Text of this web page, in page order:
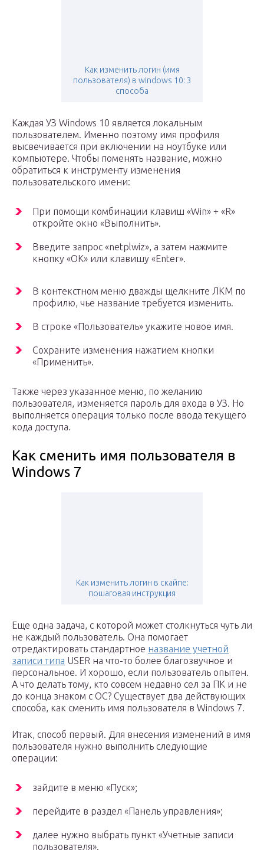
Как изменить логин (имя
пользователя) в windows 10: 3
способа
Каждая УЗ Windows 10 является локальным
пользователем. Именно поэтому имя профиля
высвечивается при включении на ноутбуке или
компьютере. Чтобы поменять название, можно
обратиться к инструменту изменения
пользовательского имени:
При помощи комбинации клавиш «Win» + «R»
откройте окно «Выполнить».
Введите запрос «netplwiz», а затем нажмите
кнопку «ОК» или клавишу «Enter».
В контекстном меню дважды щелкните ЛКМ по
профилю, чье название требуется изменить.
В строке «Пользователь» укажите новое имя.
Сохраните изменения нажатием кнопки
«Применить».
Также через указанное меню, по желанию
пользователя, изменяется пароль для входа в УЗ. Но
выполняется операция только после ввода текущего
кода доступа.
Как сменить имя пользователя в
Windows 7
Как изменить логин в скайпе:
пошаговая инструкция
Еще одна задача, с которой может столкнуться чуть ли
не каждый пользователь. Она помогает
отредактировать стандартное название учетной
записи типа USER на что-то более благозвучное и
персональное. И хорошо, если пользователь опытен.
А что делать тому, кто совсем недавно сел за ПК и не
до конца знаком с ОС? Существует два действующих
способа, как сменить имя пользователя в Windows 7.
Итак, способ первый. Для внесения изменений в имя
пользователя нужно выполнить следующие
операции:
зайдите в меню «Пуск»;
перейдите в раздел «Панель управления»;
далее нужно выбрать пункт «Учетные записи
пользователя».